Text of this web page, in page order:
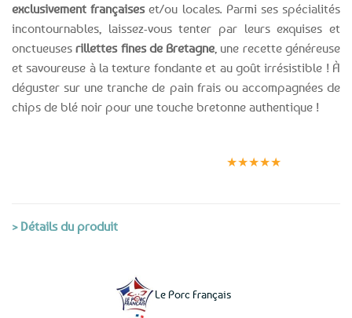
exclusivement françaiseset/ou locales. Parmi ses spécialités
incontournables, laissez-vous tenter par leurs exquises et
onctueusesrillettes fines de Bretagne, une recette généreuse
et savoureuse à la texture fondante et au goût irrésistible ! À
déguster sur une tranche de pain frais ou accompagnées de
chips de blé noir pour une touche bretonne authentique !
★★★★★
> Détails du produit
Le Porc Français